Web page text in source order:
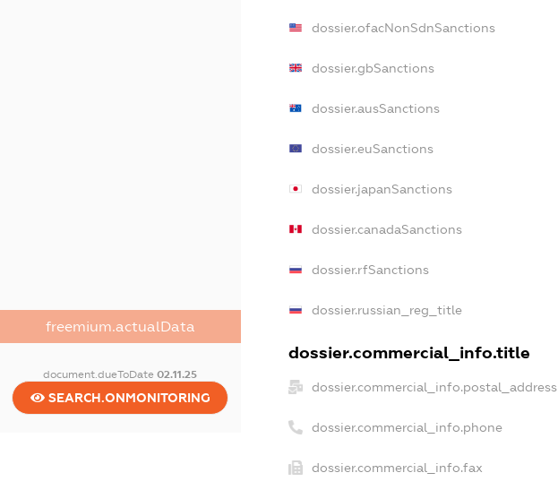
freemium.actualData
document.dueToDate02.11.25
SEARCH.ONMONITORING
dossier.ofacNonSdnSanctions
dossier.gbSanctions
dossier.ausSanctions
dossier.euSanctions
dossier.japanSanctions
dossier.canadaSanctions
dossier.rfSanctions
dossier.russian_reg_title
dossier.commercial_info.title
dossier.commercial_info.postal_address
dossier.commercial_info.phone
dossier.commercial_info.fax